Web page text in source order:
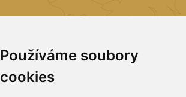
Používáme soubory
cookies